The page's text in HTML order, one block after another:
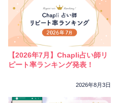
【2026年7月】Chapli占い師リ
ピート率ランキング発表！
2026年8月3日